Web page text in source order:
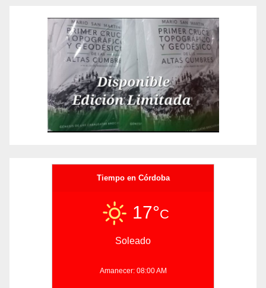
Tiempo en Córdoba
17°C
Soleado
Amanecer: 08:00 AM